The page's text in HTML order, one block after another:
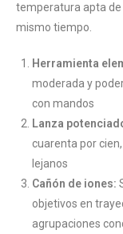
temperatura apta de
mismo tiempo.
Herramienta
moderada y
con mandos
Lanza
cuarenta por
lejanos
Cañón de iones:
objetivos en
agrupaciones